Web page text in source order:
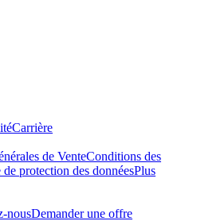
Carrière
de VenteConditions des
protection des donnéesPlus
nousDemander une offre